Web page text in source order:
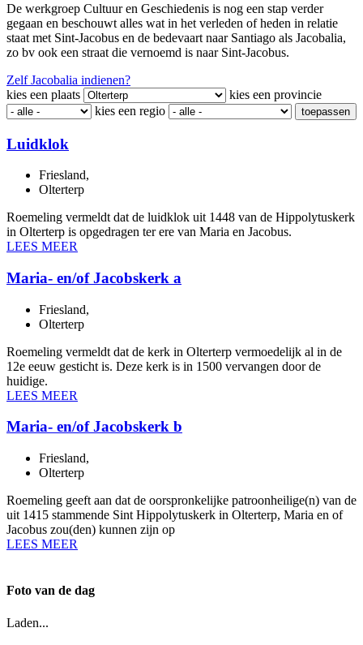
De werkgroep Cultuur en Geschiedenis is nog een stap verder
gegaan en beschouwt alles wat in het verleden of heden in relatie
staat met Sint-Jacobus en de bedevaart naar Santiago als Jacobalia,
zo bv ook een straat die vernoemd is naar Sint-Jacobus.
Zelf Jacobalia indienen?
kies een plaats
kies een provincie
kies een regio
toepassen
Luidklok
Friesland,
Olterterp
Roemeling vermeldt dat de luidklok uit 1448 van de Hippolytuskerk
in Olterterp is opgedragen ter ere van Maria en Jacobus.
LEES MEER
Maria- en/of Jacobskerk a
Friesland,
Olterterp
Roemeling vermeldt dat de kerk in Olterterp vermoedelijk al in de
12e eeuw gesticht is. Deze kerk is in 1500 vervangen door de
huidige.
LEES MEER
Maria- en/of Jacobskerk b
Friesland,
Olterterp
Roemeling geeft aan dat de oorspronkelijke patroonheilige(n) van de
uit 1415 stammende Sint Hippolytuskerk in Olterterp, Maria en of
Jacobus zou(den) kunnen zijn op
LEES MEER
Foto van de dag
Laden...